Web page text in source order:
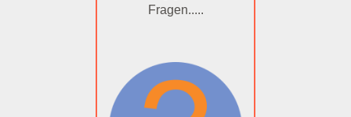
Fragen.....